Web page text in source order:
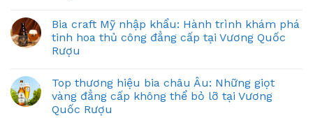
Bia craft Mỹ nhập khẩu: Hành trình khám phá
tinh hoa thủ công đẳng cấp tại Vương Quốc
Rượu
Top thương hiệu bia châu Âu: Những giọt
vàng đẳng cấp không thể bỏ lỡ tại Vương
Quốc Rượu